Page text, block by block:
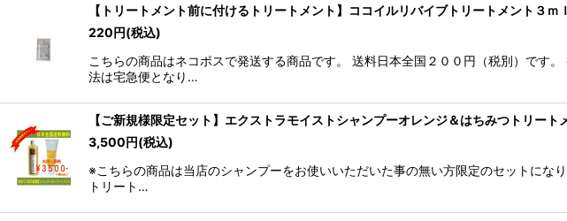
【トリートメント前に付けるトリートメント】ココイルリバイブトリートメント３ｍｌ
220円(税込)
こちらの商品はネコポスで発送する商品です。 送料日本全国２００円（税別）です
法は宅急便となり…
【ご新規様限定セット】エクストラモイストシャンプーオレンジ＆はちみつトリート
3,500円(税込)
※こちらの商品は当店のシャンプーをお使いいただいた事の無い方限定のセット
トリート…